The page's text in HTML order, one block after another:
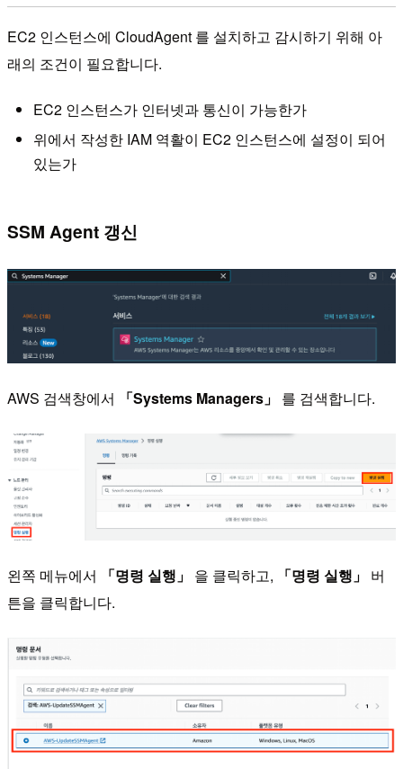
EC2 인스턴스에 CloudAgent 를 설치하고 감시하기 위해 아
래의 조건이 필요합니다.
EC2 인스턴스가 인터넷과 통신이 가능한가
위에서 작성한 IAM 역활이 EC2 인스턴스에 설정이 되어
있는가
SSM Agent 갱신
AWS 검색창에서 「Systems Managers」 를 검색합니다.
왼쪽 메뉴에서 「명령 실행」 을 클릭하고, 「명령 실행」 버
튼을 클릭합니다.